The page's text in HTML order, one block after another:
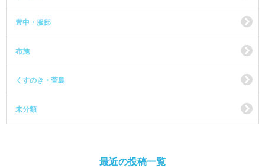
豊中・服部
布施
くすのき・萱島
未分類
最近の投稿一覧